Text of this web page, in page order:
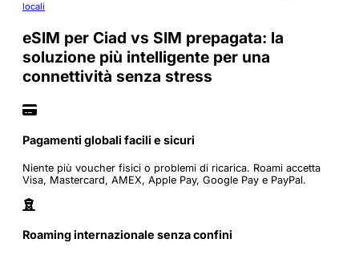
locali
eSIM per Ciad vs SIM prepagata: la
soluzione più intelligente per una
connettività senza stress
Pagamenti globali facili e sicuri
Niente più voucher fisici o problemi di ricarica. Roami accetta
Visa, Mastercard, AMEX, Apple Pay, Google Pay e PayPal.
Roaming internazionale senza confini